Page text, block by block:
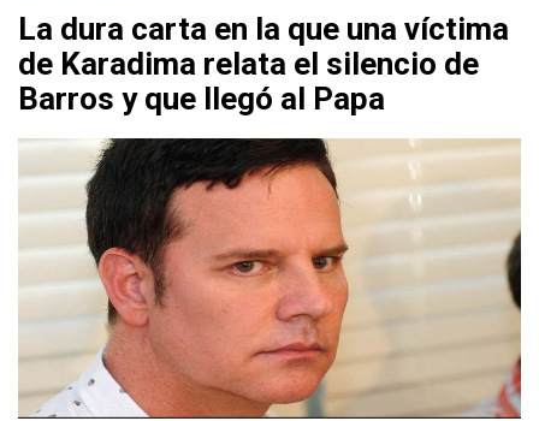
La dura carta en la que una víctima
de Karadima relata el silencio de
Barros y que llegó al Papa